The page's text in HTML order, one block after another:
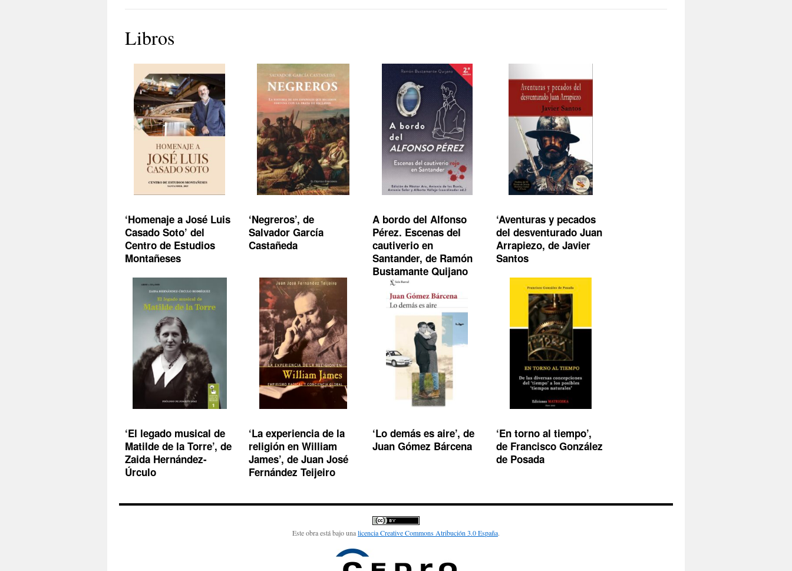
Libros
‘Homenaje a José Luis
Casado Soto’ del
Centro de Estudios
Montañeses
‘Negreros’, de
Salvador García
Castañeda
A bordo del Alfonso
Pérez. Escenas del
cautiverio en
Santander, de Ramón
Bustamante Quijano
‘Aventuras y pecados
del desventurado Juan
Arrapiezo, de Javier
Santos
‘El legado musical de
Matilde de la Torre’, de
Zaida Hernández-
Úrculo
‘La experiencia de la
religión en William
James’, de Juan José
Fernández Teijeiro
‘Lo demás es aire’, de
Juan Gómez Bárcena
‘En torno al tiempo’,
de Francisco González
de Posada
Este obra está bajo unalicencia Creative Commons Atribución 3.0 España.